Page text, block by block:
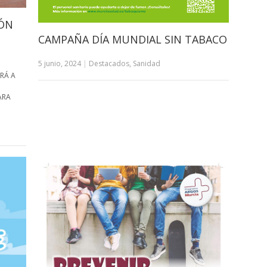
A
CAMPAÑA DÍA MUNDIAL SIN TABACO
5 junio, 2024| Destacados, Sanidad